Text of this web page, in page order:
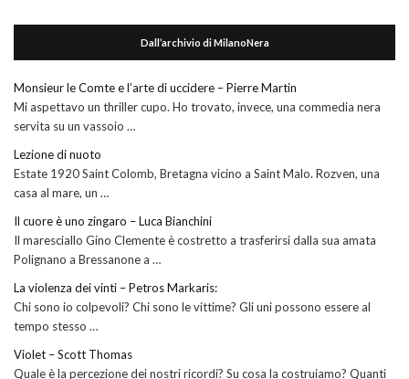
Dall’archivio di MilanoNera
Monsieur le Comte e l’arte di uccidere – Pierre Martin
Mi aspettavo un thriller cupo. Ho trovato, invece, una commedia nera
servita su un vassoio …
Lezione di nuoto
Estate 1920 Saint Colomb, Bretagna vicino a Saint Malo. Rozven, una
casa al mare, un …
Il cuore è uno zingaro – Luca Bianchini
Il maresciallo Gino Clemente è costretto a trasferirsi dalla sua amata
Polignano a Bressanone a …
La violenza dei vinti – Petros Markaris:
Chi sono io colpevoli? Chi sono le vittime? Gli uni possono essere al
tempo stesso …
Violet – Scott Thomas
Quale è la percezione dei nostri ricordi? Su cosa la costruiamo? Quanti